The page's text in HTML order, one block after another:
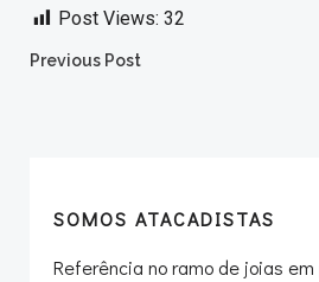
Post Views: 32
Post
Previous Post
SOMOS ATACADISTAS
Referência no ramo de joias